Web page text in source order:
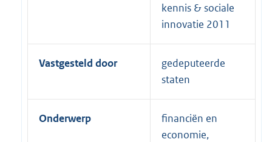
kennis & sociale
innovatie 2011
Vastgesteld door
gedeputeerde
staten
Onderwerp
financiën en
economie,